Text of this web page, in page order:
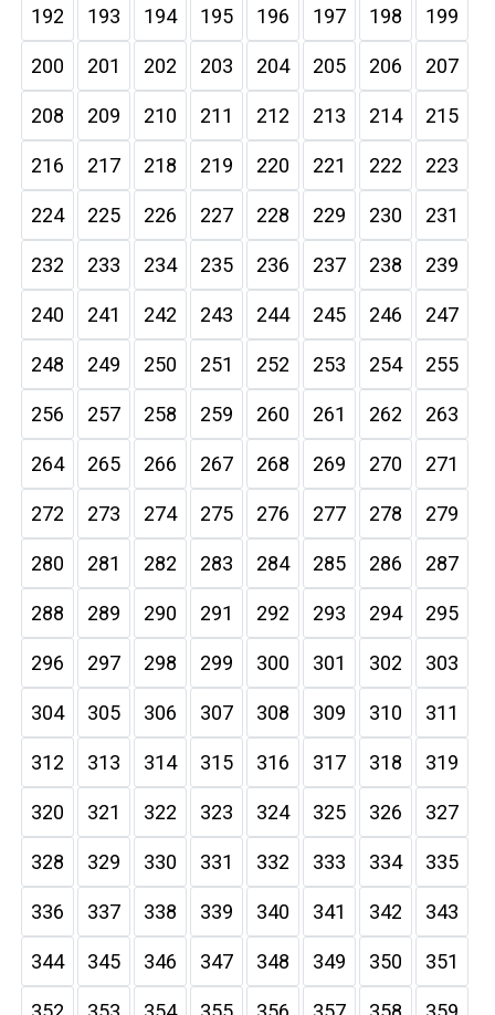
192 193 194 195 196 197 198 199
200 201 202 203 204 205 206 207
208 209 210 211 212 213 214 215
216 217 218 219 220 221 222 223
224 225 226 227 228 229 230 231
232 233 234 235 236 237 238 239
240 241 242 243 244 245 246 247
248 249 250 251 252 253 254 255
256 257 258 259 260 261 262 263
264 265 266 267 268 269 270 271
272 273 274 275 276 277 278 279
280 281 282 283 284 285 286 287
288 289 290 291 292 293 294 295
296 297 298 299 300 301 302 303
304 305 306 307 308 309 310 311
312 313 314 315 316 317 318 319
320 321 322 323 324 325 326 327
328 329 330 331 332 333 334 335
336 337 338 339 340 341 342 343
344 345 346 347 348 349 350 351